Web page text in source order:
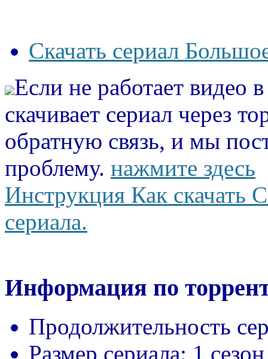
Скачать сериал
Если не работает видео
скачивает сериал через
обратную связь, и мы
проблему. нажмите здесь
Инструкция Как скачать
сериала.
Информация по
Продолжительность
Размер сериала: 1